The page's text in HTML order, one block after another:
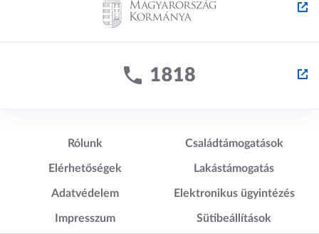
Lábléc1
Rólunk
Elérhetőségek
Adatvédelem
Impresszum
Lábléc2
Családtámogatások
Lakástámogatás
Elektronikus ügyintézés
Sütibeállítások